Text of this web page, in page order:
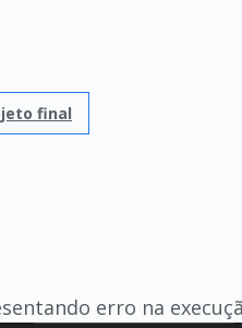
final
erro na